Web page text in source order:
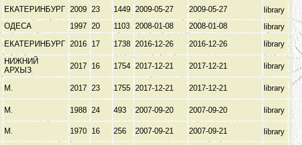
ЕКАТЕРИНБУРГ 2009 23 1449 2009-05-27 2009-05-27
library
ОДЕСА 1997 20 1103 2008-01-08 2008-01-08
library
ЕКАТЕРИНБУРГ 2016 17 1738 2016-12-26 2016-12-26 library
НИЖНИЙ
АРХЫЗ
2017 16 1754 2017-12-21 2017-12-21 library
М. 2017 23 1755 2017-12-21 2017-12-21 library
М. 1988 24 493 2007-09-20 2007-09-20 library
М. 1970 16 256 2007-09-21 2007-09-21 library